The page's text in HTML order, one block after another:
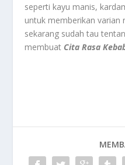
seperti kayu manis,
untuk memberikan varian
sekarang sudah tau
membuat Cita Rasa